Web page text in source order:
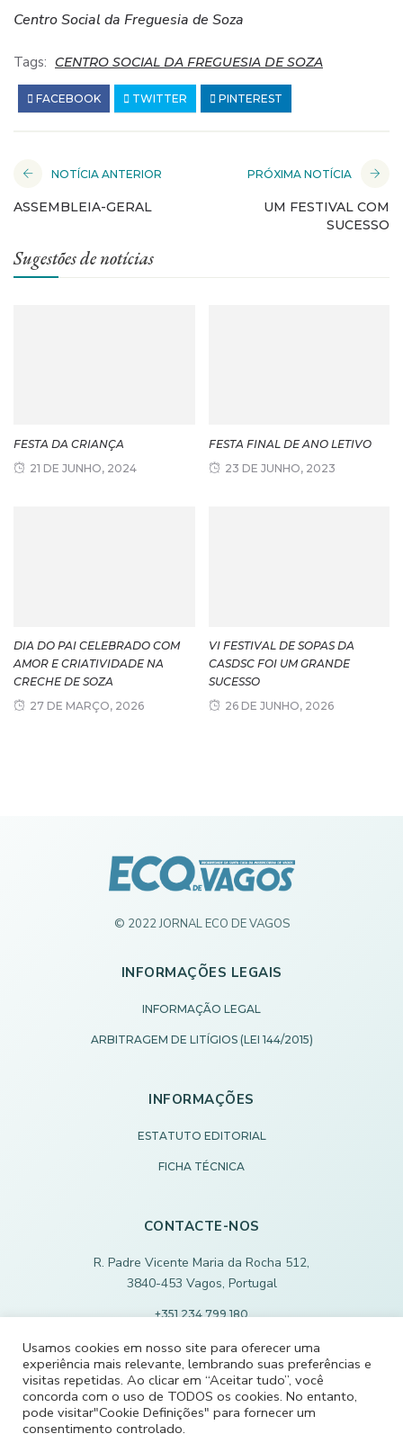
Centro Social da Freguesia de Soza
Tags: CENTRO SOCIAL DA FREGUESIA DE SOZA
FACEBOOK TWITTER PINTEREST
NOTÍCIA ANTERIOR
ASSEMBLEIA-GERAL
PRÓXIMA NOTÍCIA
UM FESTIVAL COM
SUCESSO
Sugestões de notícias
FESTA DA CRIANÇA
21 DE JUNHO, 2024
FESTA FINAL DE ANO LETIVO
23 DE JUNHO, 2023
DIA DO PAI CELEBRADO COM
AMOR E CRIATIVIDADE NA
CRECHE DE SOZA
27 DE MARÇO, 2026
VI FESTIVAL DE SOPAS DA
CASDSC FOI UM GRANDE
SUCESSO
26 DE JUNHO, 2026
© 2022 JORNAL ECO DE VAGOS
INFORMAÇÕES LEGAIS
INFORMAÇÃO LEGAL
ARBITRAGEM DE LITÍGIOS (LEI 144/2015)
INFORMAÇÕES
ESTATUTO EDITORIAL
FICHA TÉCNICA
CONTACTE-NOS
R. Padre Vicente Maria da Rocha 512,
3840-453 Vagos, Portugal
+351 234 799 180
ECODEVAGOS@SCMVAGOS.EU
CONTACTE-NOS
Usamos cookies em nosso site para oferecer uma
experiência mais relevante, lembrando suas preferências e
visitas repetidas. Ao clicar em “Aceitar tudo”, você
concorda com o uso de TODOS os cookies. No entanto,
pode visitar"Cookie Definições" para fornecer um
consentimento controlado.